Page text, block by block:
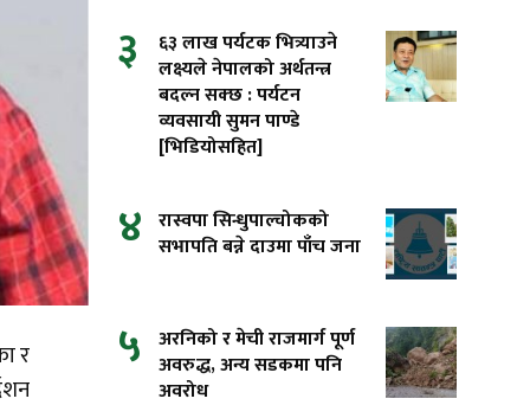
र
३
६३ लाख पर्यटक भित्र्याउने
लक्ष्यले नेपालको अर्थतन्त्र
बदल्न सक्छ : पर्यटन
व्यवसायी सुमन पाण्डे
[भिडियोसहित]
४ रास्वपा सिन्धुपाल्चोकको
सभापति बन्ने दाउमा पाँच जना
५ अरनिको र मेची राजमार्ग पूर्ण
अवरुद्ध, अन्य सडकमा पनि
अवरोध